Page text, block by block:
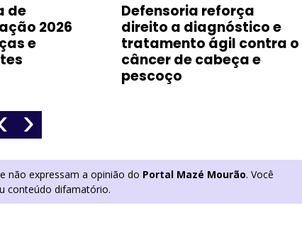
de
2026
e
Defensoria reforça
direito a diagnóstico e
tratamento ágil contra o
câncer de cabeça e
pescoço
›
não expressam a opinião do Portal Mazé Mourão. Você
conteúdo difamatório.